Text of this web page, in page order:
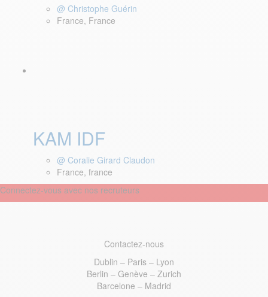
@ Christophe Guérin
France, France
KAM IDF
@ Coralie Girard Claudon
France, france
Connectez-vous avec nos recruteurs
Contactez-nous
Dublin – Paris – Lyon
Berlin – Genève – Zurich
Barcelone – Madrid